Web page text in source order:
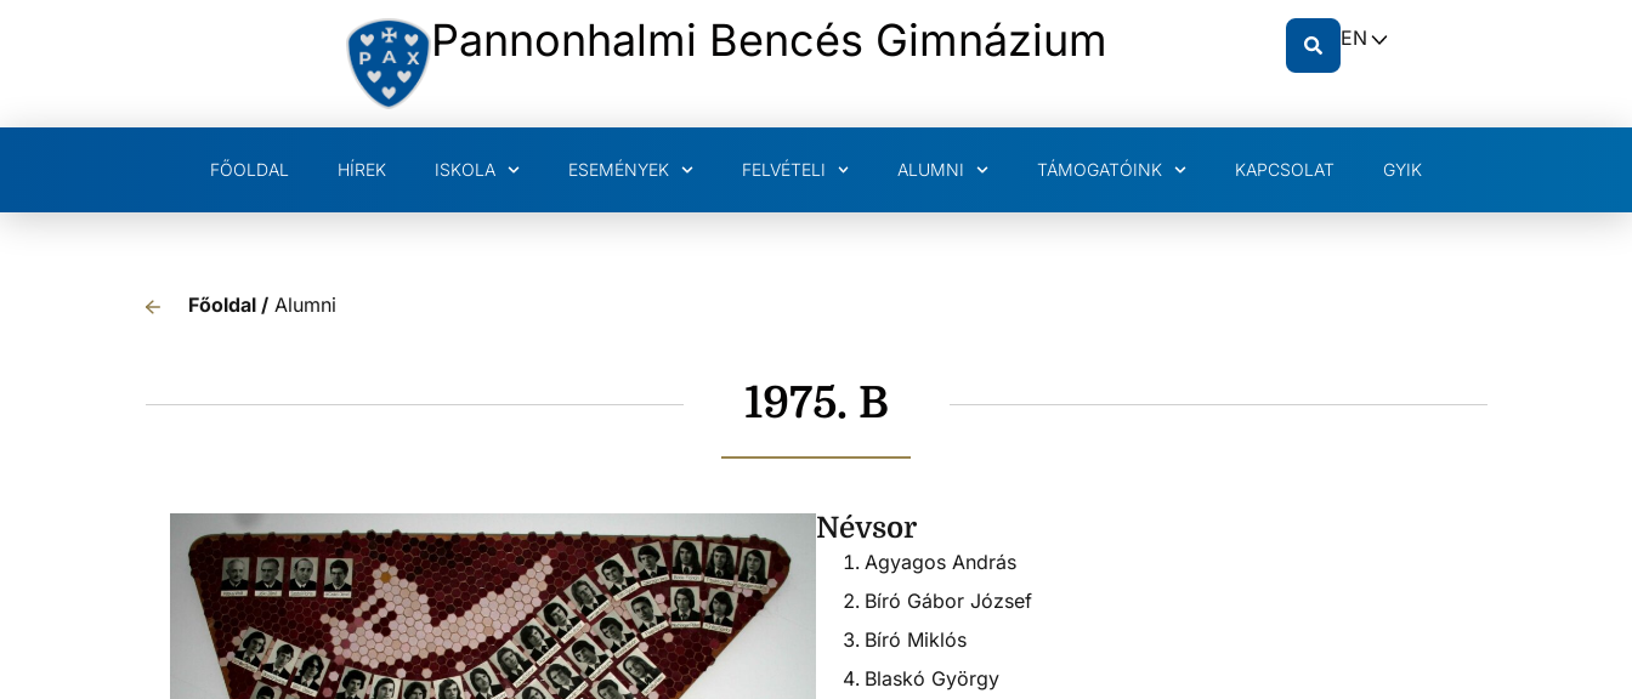
Pannonhalmi Bencés Gimnázium EN
FŐOLDAL HÍREK ISKOLA ESEMÉNYEK FELVÉTELI ALUMNI TÁMOGATÓINK KAPCSOLAT GYIK
Főoldal / Alumni
1975. B
Névsor
Agyagos András
Bíró Gábor József
Bíró Miklós
Blaskó György